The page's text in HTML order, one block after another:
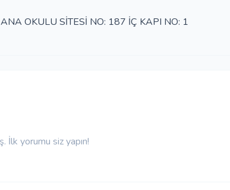
OKULU SİTESİ NO: 187 İÇ KAPI NO: 1
İlk yorumu siz yapın!